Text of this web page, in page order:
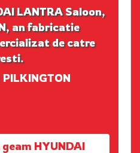
LANTRA Saloon,
an fabricatie
de catre
HYUNDAI